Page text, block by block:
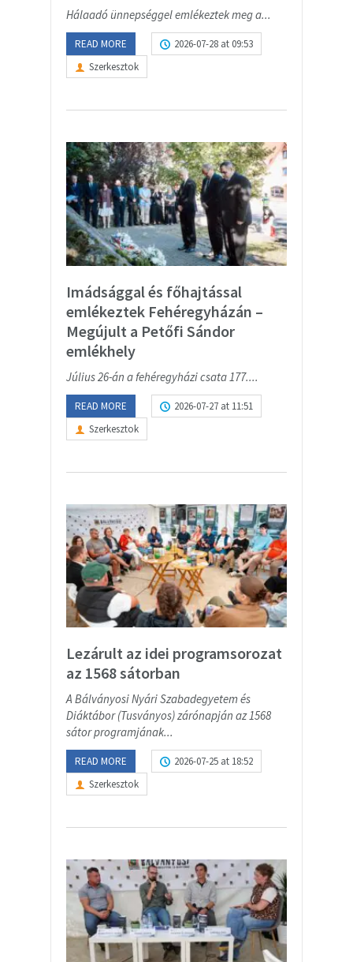
Hálaadó ünnepséggel emlékeztek meg a...
READ MORE
2026-07-28 at 09:53
Szerkesztok
Imádsággal és főhajtással
emlékeztek Fehéregyházán –
Megújult a Petőfi Sándor
emlékhely
Július 26-án a fehéregyházi csata 177....
READ MORE
2026-07-27 at 11:51
Szerkesztok
Lezárult az idei programsorozat
az 1568 sátorban
A Bálványosi Nyári Szabadegyetem és
Diáktábor (Tusványos) zárónapján az 1568
sátor programjának...
READ MORE
2026-07-25 at 18:52
Szerkesztok